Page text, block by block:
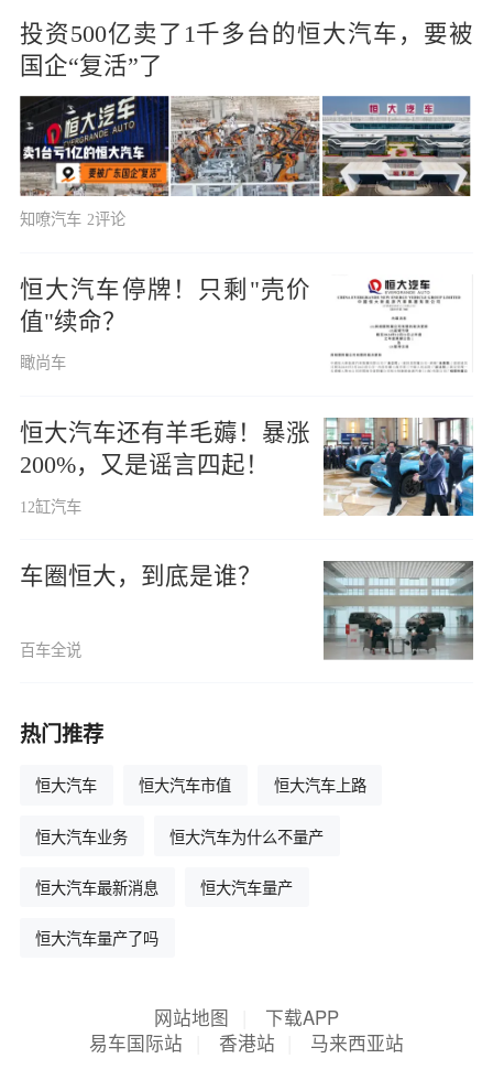
投资500亿卖了1千多台的恒大汽车，要被
国企“复活”了
知嘹汽车 2评论
恒大汽车停牌！只剩"壳价
值"续命？
瞰尚车
恒大汽车还有羊毛薅！暴涨
200%，又是谣言四起！
12缸汽车
车圈恒大，到底是谁？
百车全说
热门推荐
恒大汽车 恒大汽车市值 恒大汽车上路
恒大汽车业务 恒大汽车为什么不量产
恒大汽车最新消息 恒大汽车量产
恒大汽车量产了吗
网站地图
下载APP
易车国际站
香港站 马来西亚站